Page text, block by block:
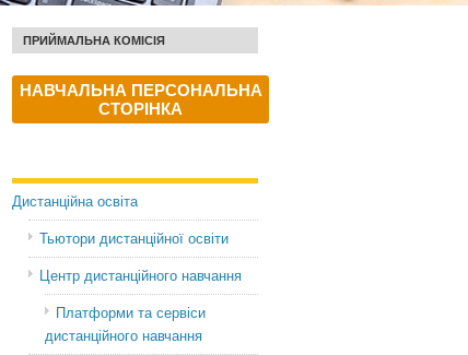
ПРИЙМАЛЬНА КОМІСІЯ
НАВЧАЛЬНА ПЕРСОНАЛЬНА
СТОРІНКА
Дистанційна освіта
Тьютори дистанційної освіти
Центр дистанційного навчання
Платформи та сервіси
дистанційного навчання